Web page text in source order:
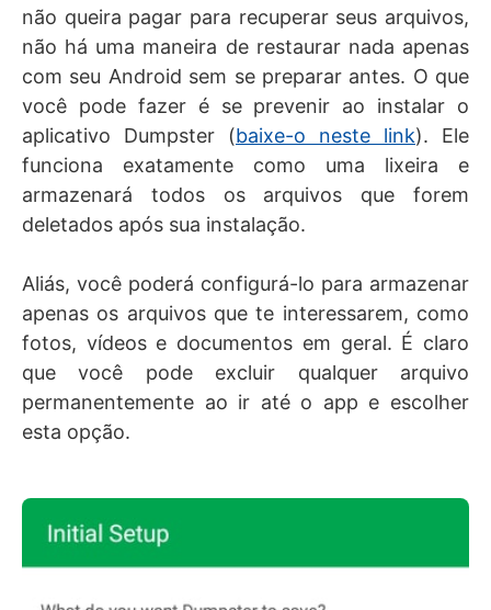
não queira pagar para recuperar seus arquivos,
não há uma maneira de restaurar nada apenas
com seu Android sem se preparar antes. O que
você pode fazer é se prevenir ao instalar o
aplicativo Dumpster (baixe-o neste link). Ele
funciona exatamente como uma lixeira e
armazenará todos os arquivos que forem
deletados após sua instalação.
Aliás, você poderá configurá-lo para armazenar
apenas os arquivos que te interessarem, como
fotos, vídeos e documentos em geral. É claro
que você pode excluir qualquer arquivo
permanentemente ao ir até o app e escolher
esta opção.